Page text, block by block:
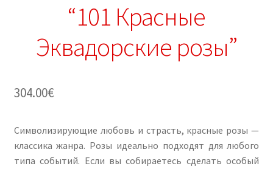
“101 Красные
Эквадорские розы”
304.00€
Символизирующие любовь и страсть, красные розы —
классика жанра. Розы идеально подходят для любого
типа событий. Если вы собираетесь сделать особый